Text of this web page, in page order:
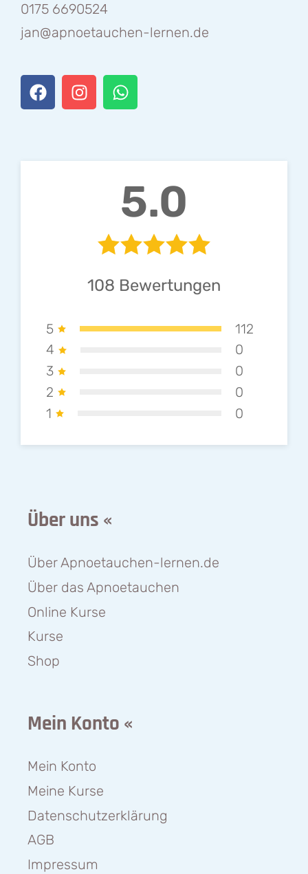
0175 6690524
jan@apnoetauchen-lernen.de
5.0
108 Bewertungen
5
112
4
0
3
0
2
0
1
0
Über uns «
Über Apnoetauchen-lernen.de
Über das Apnoetauchen
Online Kurse
Kurse
Shop
Mein Konto «
Mein Konto
Meine Kurse
Datenschutzerklärung
AGB
Impressum